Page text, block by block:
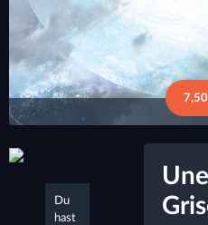
Du
hast